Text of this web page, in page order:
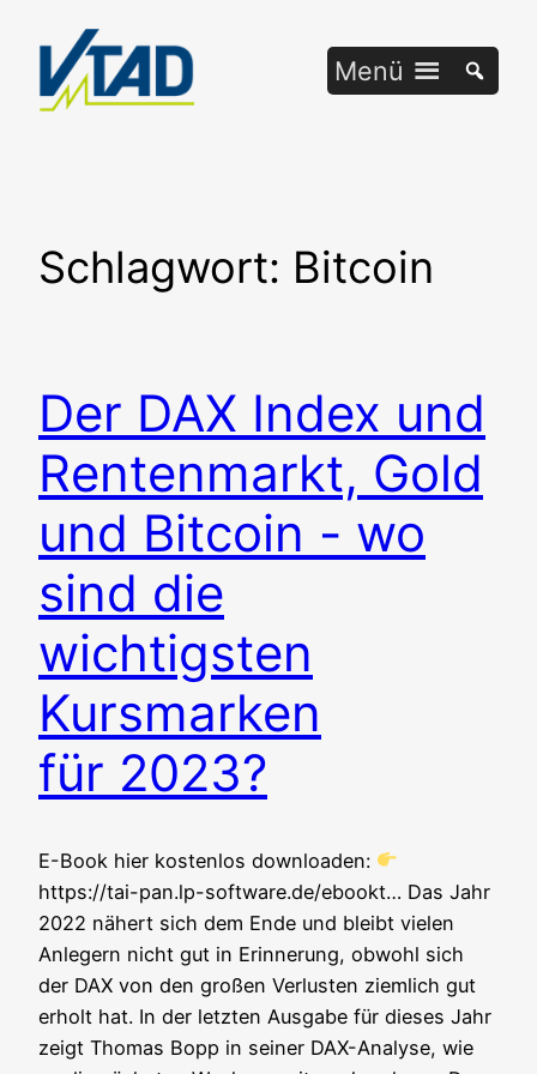
springen
Menü
Schlagwort: Bitcoin
Der DAX Index und
Rentenmarkt, Gold
und Bitcoin - wo
sind die
wichtigsten
Kursmarken
für 2023?
E-Book hier kos­ten­los down­loa­den:
https://tai-pan.lp-software.de/ebookt… Das Jahr
2022 nähert sich dem Ende und bleibt vie­len
Anle­gern nicht gut in Erin­ne­rung, obwohl sich
der DAX von den gro­ßen Ver­lus­ten ziem­lich gut
erholt hat. In der letz­ten Aus­ga­be für die­ses Jahr
zeigt Tho­mas Bopp in sei­ner DAX-Ana­ly­se, wie